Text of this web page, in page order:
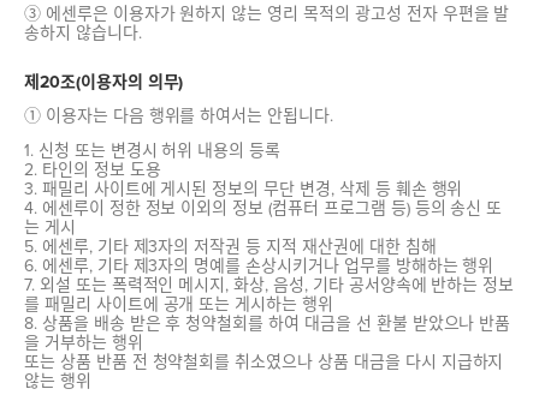
③ 에센루은 이용자가 원하지 않는 영리 목적의 광고성 전자 우편을 발
송하지 않습니다.
제20조(이용자의 의무)
① 이용자는 다음 행위를 하여서는 안됩니다.
1. 신청 또는 변경시 허위 내용의 등록
2. 타인의 정보 도용
3. 패밀리 사이트에 게시된 정보의 무단 변경, 삭제 등 훼손 행위
4. 에센루이 정한 정보 이외의 정보 (컴퓨터 프로그램 등) 등의 송신 또
는 게시
5. 에센루, 기타 제3자의 저작권 등 지적 재산권에 대한 침해
6. 에센루, 기타 제3자의 명예를 손상시키거나 업무를 방해하는 행위
7. 외설 또는 폭력적인 메시지, 화상, 음성, 기타 공서양속에 반하는 정보
를 패밀리 사이트에 공개 또는 게시하는 행위
8. 상품을 배송 받은 후 청약철회를 하여 대금을 선 환불 받았으나 반품
을 거부하는 행위
또는 상품 반품 전 청약철회를 취소였으나 상품 대금을 다시 지급하지
않는 행위